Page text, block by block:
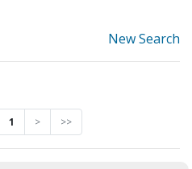
New Search
1 > >>